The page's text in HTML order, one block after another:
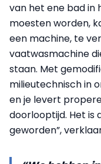
van het ene bad in
moesten worden,
een machine, te
vaatwasmachine
staan. Met
milieutechnisch in
en je levert
doorlooptijd. Het is
geworden”,